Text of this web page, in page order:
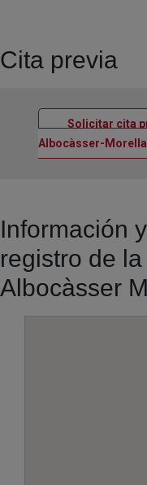
Cita previa
Solicitar cita
Albocàsser-Morella
Información
registro de
Albocàsser